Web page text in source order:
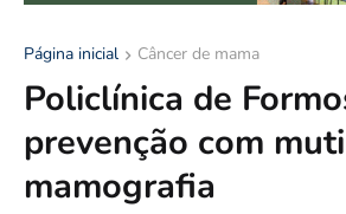
Página inicial Câncer de mama
Policlínica de
prevenção com
mamografia